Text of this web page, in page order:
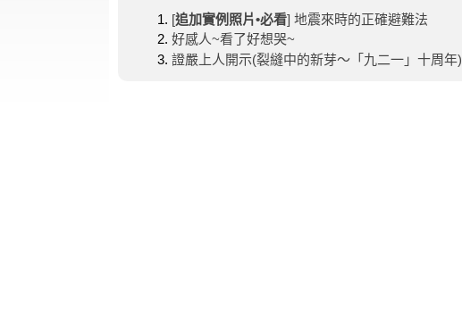
[追加實例照片•必看] 地震來時的正確避難法
好感人~看了好想哭~
證嚴上人開示(裂縫中的新芽～「九二一」十周年)